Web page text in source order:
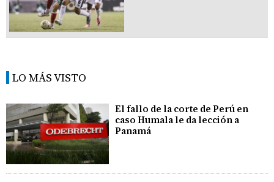
LO MÁS VISTO
El fallo de la corte de Perú en
caso Humala le da lección a
Panamá